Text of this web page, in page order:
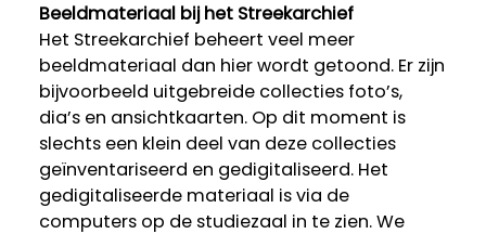
Beeldmateriaal bij het Streekarchief
Het Streekarchief beheert veel meer
beeldmateriaal dan hier wordt getoond. Er zijn
bijvoorbeeld uitgebreide collecties foto’s,
dia’s en ansichtkaarten. Op dit moment is
slechts een klein deel van deze collecties
geïnventariseerd en gedigitaliseerd. Het
gedigitaliseerde materiaal is via de
computers op de studiezaal in te zien. We